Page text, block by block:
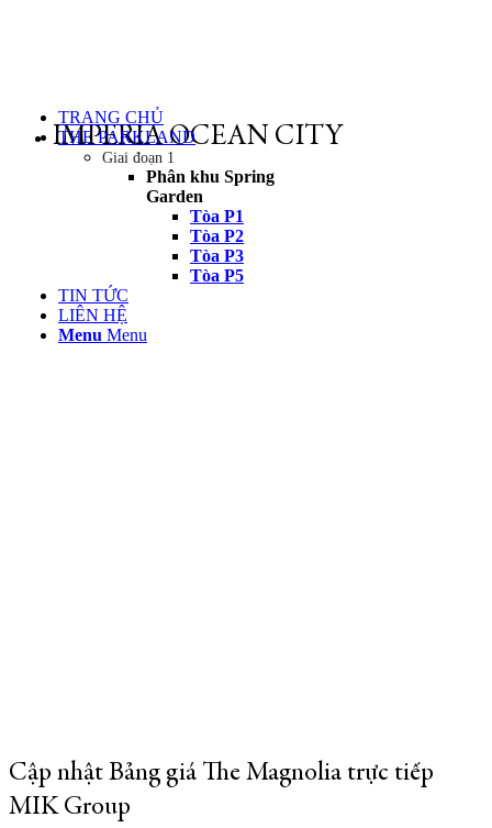
TRANG CHỦ
THE PARKLAND
Giai đoạn 1
Phân khu Spring
Garden
Tòa P1
Tòa P2
Tòa P3
Tòa P5
TIN TỨC
LIÊN HỆ
Menu Menu
IMPERIA OCEAN CITY
Cập nhật Bảng giá The Magnolia trực tiếp
MIK Group